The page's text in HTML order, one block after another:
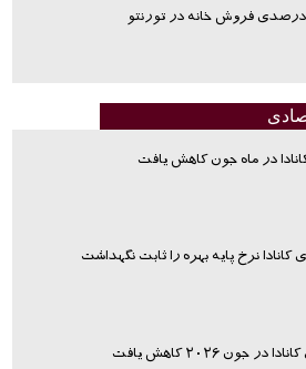
در ماه جون کاهش یافت
نرخ پایه بهره را ثابت نگهداشت
جون ۲۰۲۶ کاهش یافت